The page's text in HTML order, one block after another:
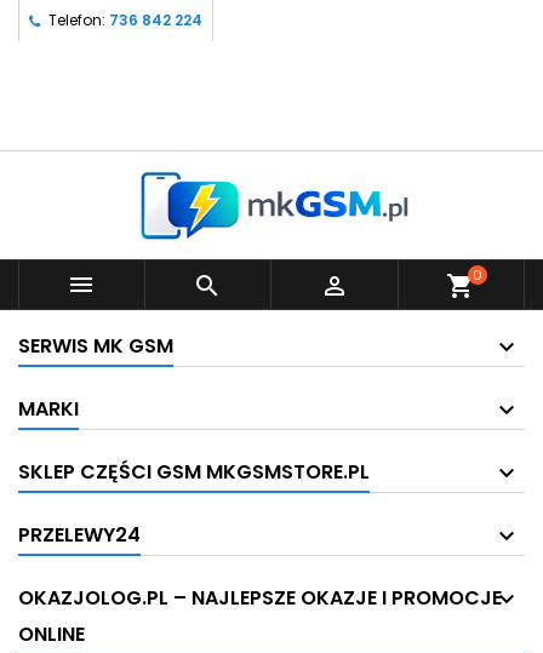
Telefon: 736 842 224
   shopping_cart0
SERWIS MK GSM
MARKI
SKLEP CZĘŚCI GSM MKGSMSTORE.PL
PRZELEWY24
OKAZJOLOG.PL – NAJLEPSZE OKAZJE I PROMOCJE
ONLINE